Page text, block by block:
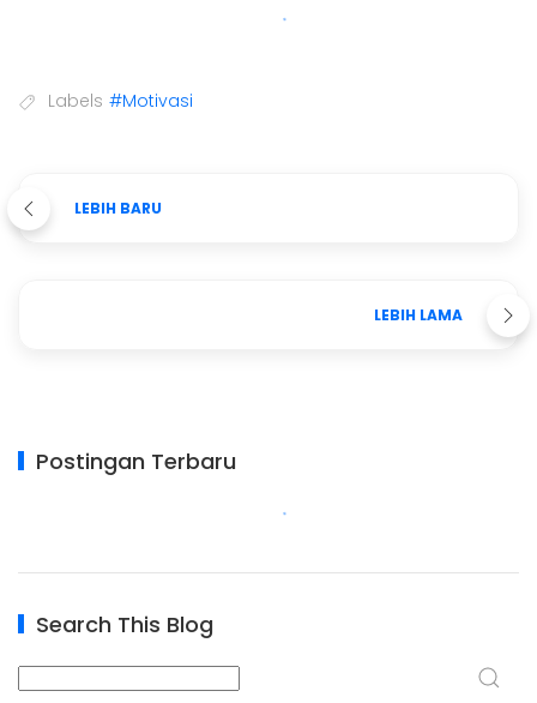
Labels #Motivasi
LEBIH BARU
LEBIH LAMA
Postingan Terbaru
Search This Blog